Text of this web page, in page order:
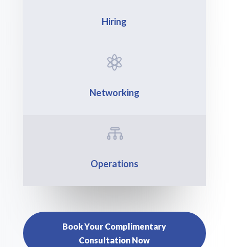
Hiring

Networking

Operations
Book Your Complimentary
Consultation Now